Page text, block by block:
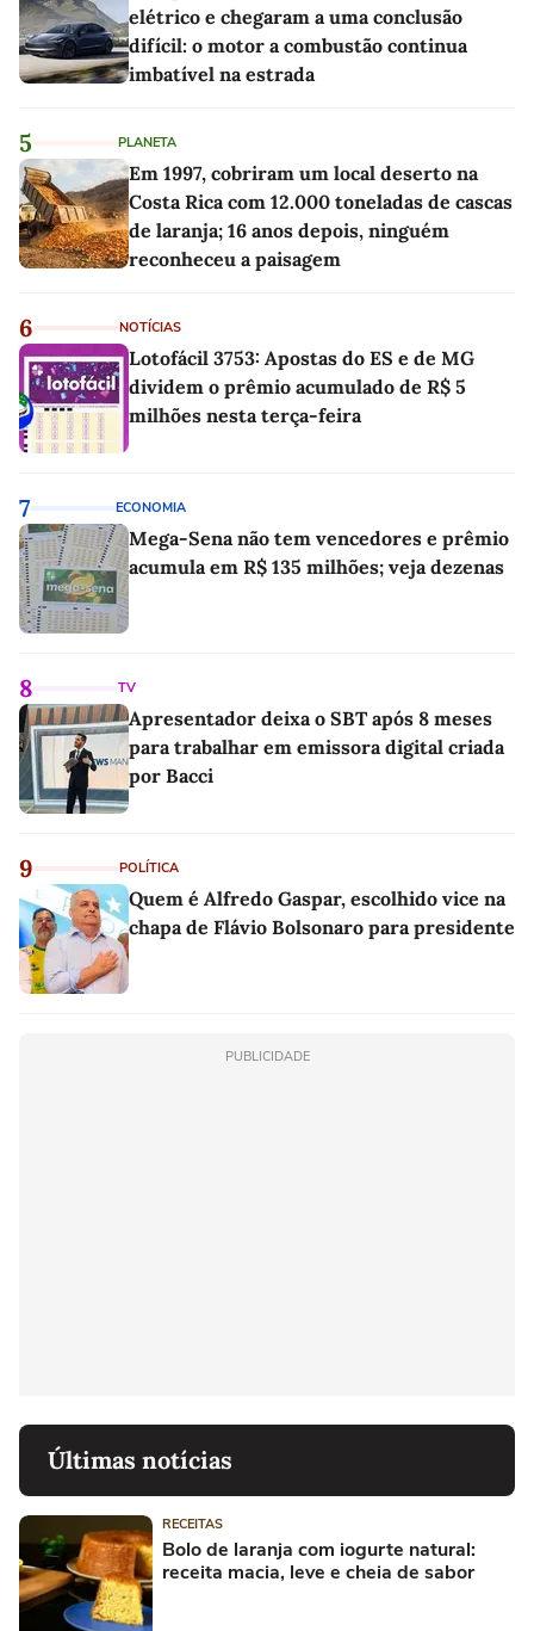
elétrico e chegaram a uma conclusão
difícil: o motor a combustão continua
imbatível na estrada
5 PLANETA
Em 1997, cobriram um local deserto na
Costa Rica com 12.000 toneladas de cascas
de laranja; 16 anos depois, ninguém
reconheceu a paisagem
6 NOTÍCIAS
Lotofácil 3753: Apostas do ES e de MG
dividem o prêmio acumulado de R$ 5
milhões nesta terça-feira
7 ECONOMIA
Mega-Sena não tem vencedores e prêmio
acumula em R$ 135 milhões; veja dezenas
8 TV
Apresentador deixa o SBT após 8 meses
para trabalhar em emissora digital criada
por Bacci
9 POLÍTICA
Quem é Alfredo Gaspar, escolhido vice na
chapa de Flávio Bolsonaro para presidente
PUBLICIDADE
Últimas notícias
RECEITAS
Bolo de laranja com iogurte natural:
receita macia, leve e cheia de sabor